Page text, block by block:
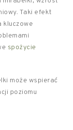
Taki efekt
kluczowe
spożycie
może wspierać
poziomu